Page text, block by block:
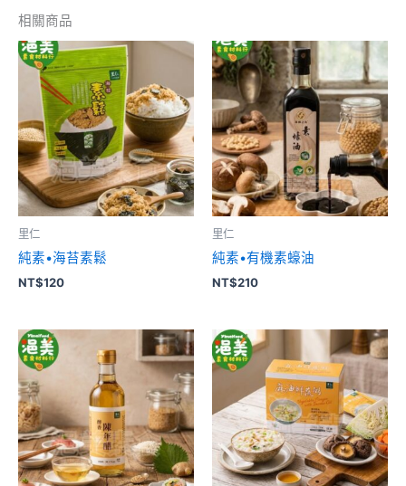
相關商品
里仁
純素•海苔素鬆
NT$120
里仁
純素•有機素蠔油
NT$210